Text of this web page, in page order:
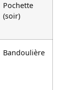
Pochette
(soir)
Bandoulière